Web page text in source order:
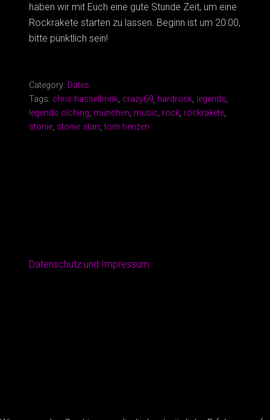
haben wir mit Euch eine gute Stunde Zeit, um eine
Rockrakete starten zu lassen. Beginn ist um 20:00,
bitte pünktlich sein!
Category: Dates
Tags: chris hasselbrink, crazy69, hardrock, legends,
legends olching, münchen, music, rock, rockrakete,
stonie, stonie starr,tom henzen
Datenschutz und Impressum